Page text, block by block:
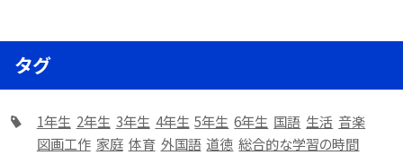
タグ
1年生 2年生 3年生 4年生 5年生 6年生 国語 生活 音楽
図画工作 家庭 体育 外国語 道徳 総合的な学習の時間